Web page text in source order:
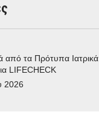
από τα Πρότυπα Ιατρικά
LIFECHECK
2026